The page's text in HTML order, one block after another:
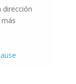
dirección